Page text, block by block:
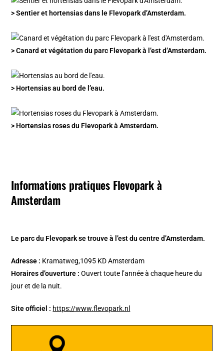
> Sentier et hortensias dans le Flevopark d’Amsterdam.
> Canard et végétation du parc Flevopark à l’est d’Amsterdam.
> Hortensias au bord de l’eau.
> Hortensias roses du Flevopark à Amsterdam.
Informations pratiques Flevopark à
Amsterdam
Le parc du Flevopark se trouve à l’est du centre d’Amsterdam.
Adresse : Kramatweg,1095 KD Amsterdam
Horaires d’ouverture : Ouvert toute l’année à chaque heure du
jour et de la nuit.
Site officiel : https://www.flevopark.nl